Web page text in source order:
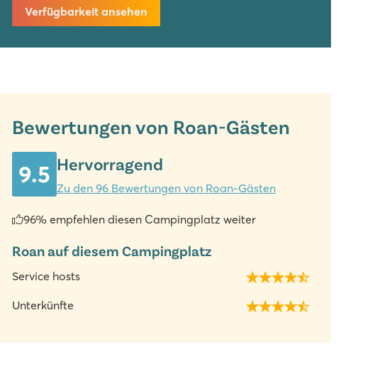
Verfügbarkeit ansehen
Bewertungen von Roan-Gästen
9.5 Hervorragend
Zu den 96 Bewertungen von Roan-Gästen
96% empfehlen diesen Campingplatz weiter
Roan auf diesem Campingplatz
Service hosts
Unterkünfte